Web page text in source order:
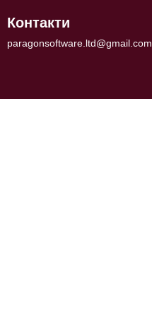
Контакти
paragonsoftware.ltd@gmail.com